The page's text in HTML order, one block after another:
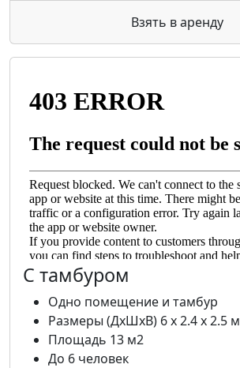
Взять в аренду
С тамбуром
Одно помещение и тамбур
Размеры (ДхШхВ) 6 х 2.4 х 2.5 м
Площадь 13 м2
До 6 человек